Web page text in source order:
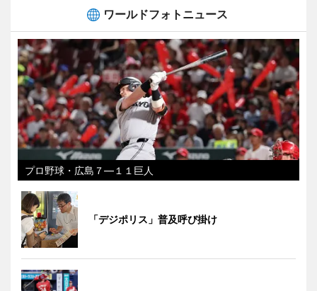
ワールドフォトニュース
プロ野球・広島７―１１巨人
「デジポリス」普及呼び掛け